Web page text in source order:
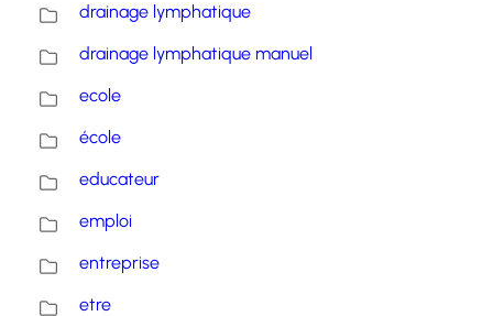
drainage lymphatique
drainage lymphatique manuel
ecole
école
educateur
emploi
entreprise
etre